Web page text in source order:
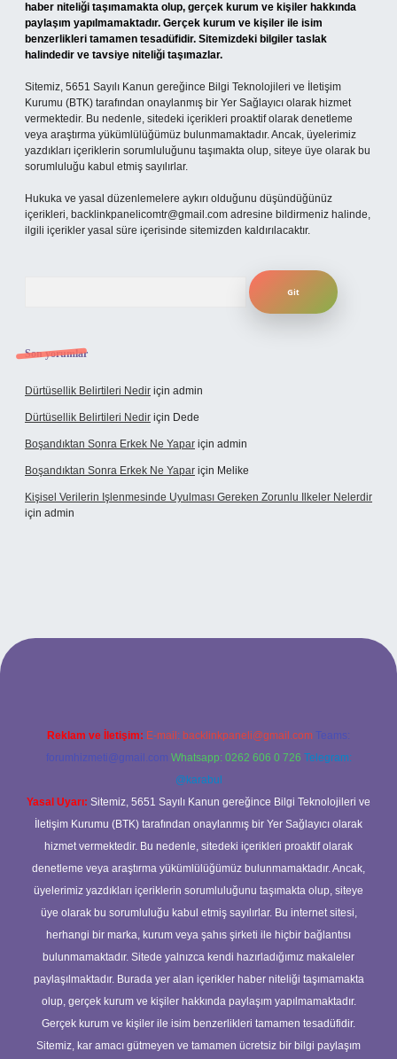
haber niteliği taşımamakta olup, gerçek kurum ve kişiler hakkında
paylaşım yapılmamaktadır. Gerçek kurum ve kişiler ile isim
benzerlikleri tamamen tesadüfidir. Sitemizdeki bilgiler taslak
halindedir ve tavsiye niteliği taşımazlar.
Sitemiz, 5651 Sayılı Kanun gereğince Bilgi Teknolojileri ve İletişim
Kurumu (BTK) tarafından onaylanmış bir Yer Sağlayıcı olarak hizmet
vermektedir. Bu nedenle, sitedeki içerikleri proaktif olarak denetleme
veya araştırma yükümlülüğümüz bulunmamaktadır. Ancak, üyelerimiz
yazdıkları içeriklerin sorumluluğunu taşımakta olup, siteye üye olarak bu
sorumluluğu kabul etmiş sayılırlar.
Hukuka ve yasal düzenlemelere aykırı olduğunu düşündüğünüz
içerikleri, backlinkpanelicomtr@gmail.com adresine bildirmeniz halinde,
ilgili içerikler yasal süre içerisinde sitemizden kaldırılacaktır.
Son yorumlar
Dürtüsellik Belirtileri Nedir için admin
Dürtüsellik Belirtileri Nedir için Dede
Boşandıktan Sonra Erkek Ne Yapar için admin
Boşandıktan Sonra Erkek Ne Yapar için Melike
Kişisel Verilerin Işlenmesinde Uyulması Gereken Zorunlu Ilkeler Nelerdir
için admin
Reklam ve İletişim: E-mail: backlinkpaneli@gmail.com Teams:
forumhizmeti@gmail.com Whatsapp: 0262 606 0 726 Telegram:
@karabul
Yasal Uyarı: Sitemiz, 5651 Sayılı Kanun gereğince Bilgi Teknolojileri ve
İletişim Kurumu (BTK) tarafından onaylanmış bir Yer Sağlayıcı olarak
hizmet vermektedir. Bu nedenle, sitedeki içerikleri proaktif olarak
denetleme veya araştırma yükümlülüğümüz bulunmamaktadır. Ancak,
üyelerimiz yazdıkları içeriklerin sorumluluğunu taşımakta olup, siteye
üye olarak bu sorumluluğu kabul etmiş sayılırlar. Bu internet sitesi,
herhangi bir marka, kurum veya şahıs şirketi ile hiçbir bağlantısı
bulunmamaktadır. Sitede yalnızca kendi hazırladığımız makaleler
paylaşılmaktadır. Burada yer alan içerikler haber niteliği taşımamakta
olup, gerçek kurum ve kişiler hakkında paylaşım yapılmamaktadır.
Gerçek kurum ve kişiler ile isim benzerlikleri tamamen tesadüfidir.
Sitemiz, kar amacı gütmeyen ve tamamen ücretsiz bir bilgi paylaşım